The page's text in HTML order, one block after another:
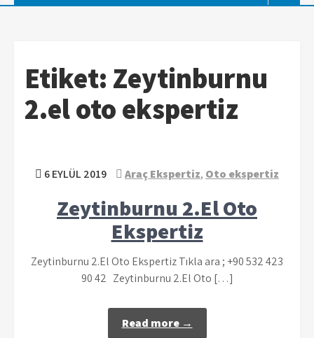
Etiket: Zeytinburnu
2.el oto ekspertiz
6 EYLÜL 2019 Araç Ekspertiz, Oto ekspertiz
Zeytinburnu 2.El Oto
Ekspertiz
Zeytinburnu 2.El Oto Ekspertiz Tıkla ara ; +90 532 423
90 42 Zeytinburnu 2.El Oto […]
Read more →